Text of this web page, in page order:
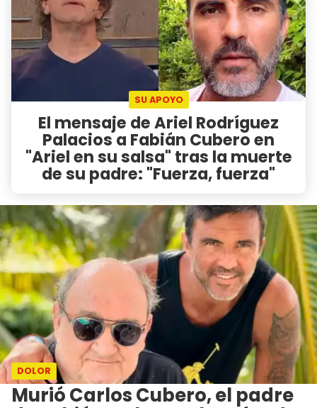
SU APOYO
El mensaje de Ariel Rodríguez
Palacios a Fabián Cubero en
"Ariel en su salsa" tras la muerte
de su padre: "Fuerza, fuerza"
DOLOR
Murió Carlos Cubero, el padre